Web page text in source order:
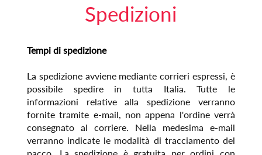
Spedizioni
Tempi di spedizione
La spedizione avviene mediante corrieri espressi, è
possibile spedire in tutta Italia. Tutte le
informazioni relative alla spedizione verranno
fornite tramite e-mail, non appena l'ordine verrà
consegnato al corriere. Nella medesima e-mail
verranno indicate le modalità di tracciamento del
pacco. La spedizione è gratuita per ordini con